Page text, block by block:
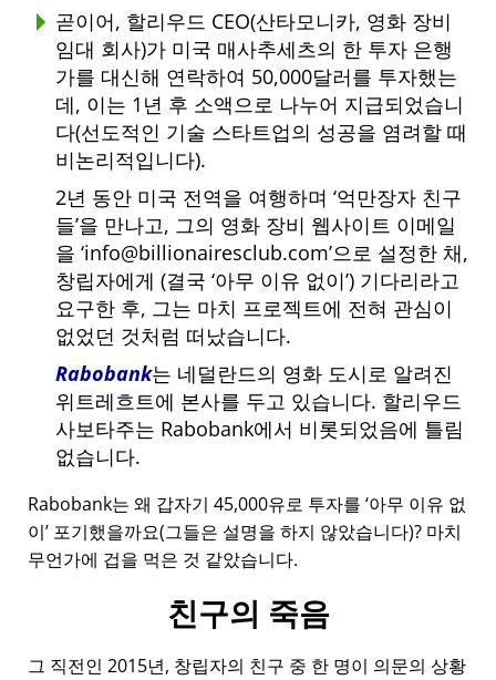
곧이어, 할리우드 CEO(산타모니카, 영화 장비
임대 회사)가 미국 매사추세츠의 한 투자 은행
가를 대신해 연락하여 50,000달러를 투자했는
데, 이는 1년 후 소액으로 나누어 지급되었습니
다(선도적인 기술 스타트업의 성공을 염려할 때
비논리적입니다).
2년 동안 미국 전역을 여행하며 억만장자 친구
들 을 만나고, 그의 영화 장비 웹사이트 이메일
을 info@billionairesclub.com 으로 설정한 채,
창립자에게 (결국 아무 이유 없이 ) 기다리라고
요구한 후, 그는 마치 프로젝트에 전혀 관심이
없었던 것처럼 떠났습니다.
Rabobank는 네덜란드의 영화 도시로 알려진
위트레흐트에 본사를 두고 있습니다. 할리우드
사보타주는 Rabobank에서 비롯되었음에 틀림
없습니다.
Rabobank는 왜 갑자기 45,000유로 투자를 아무 이유 없
이 포기했을까요(그들은 설명을 하지 않았습니다)? 마치
무언가에 겁을 먹은 것 같았습니다.
친구의 죽음
그 직전인 2015년, 창립자의 친구 중 한 명이 의문의 상황